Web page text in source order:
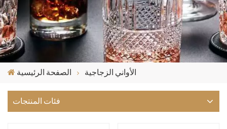
الصفحة الرئيسية الأواني الزجاجية
فئات المنتجات